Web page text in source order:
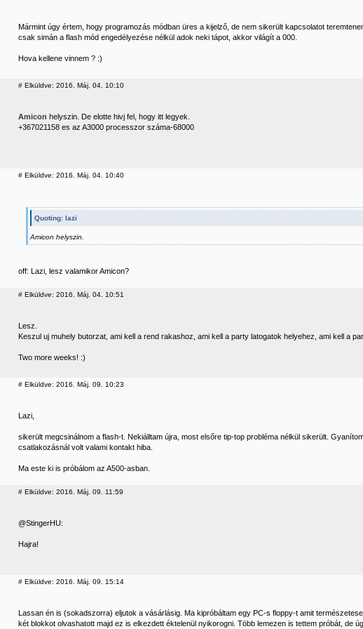
Mármint úgy értem, hogy programozás módban üres a kijelző, de nem sikerült kapcsolatot
csak simán a flash mód engedélyezése nélkül adok neki tápot, akkor világít a 000.
Hova kellene vinnem ? :)
# Elküldve: 2016. Máj. 04. 10:10
Amicon helyszin. De elotte hivj fel, hogy itt legyek.
+367021158 es az A3000 processzor száma-68000
# Elküldve: 2016. Máj. 04. 10:40
Quoting: lazi
Amicon helyszin.
off: Lazi, lesz valamikor Amicon?
# Elküldve: 2016. Máj. 04. 10:51
Lesz.
Keszul uj muhely butorzat, ami kell a rend rakashoz, ami kell a party latogatok helyehez, ami kell a
Two more weeks! :)
# Elküldve: 2016. Máj. 09. 10:23
Lazi,
sikerült megcsinálnom a flash-t. Nekiálltam újra, most elsőre tip-top probléma nélkül sikerült.
csatlakozásnál volt valami kontakt hiba.
Ma este ki is próbálom az A500-asban.
# Elküldve: 2016. Máj. 09. 11:59
@StingerHU:
Hajra!
# Elküldve: 2016. Máj. 09. 15:14
Lassan én is (sokadszorra) eljutok a vásárlásig. Ma kipróbáltam egy PC-s floppy-t amit
két blokkot olvashatott majd ez is elkezdett éktelenül nyikorogni. Több lemezen is tettem próbát, de